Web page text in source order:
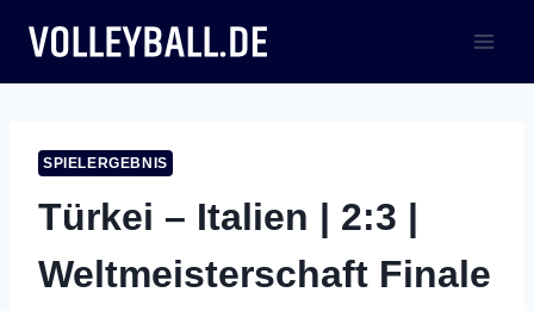
Inhalt
springen
SPIELERGEBNIS
Türkei – Italien | 2:3 |
Weltmeisterschaft Finale